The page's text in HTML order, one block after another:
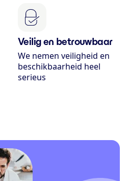
Veilig en betrouwbaar
We nemen veiligheid en
beschikbaarheid heel
serieus